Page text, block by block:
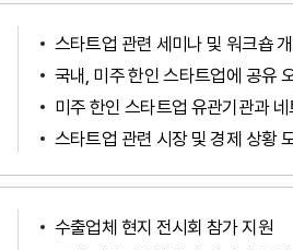
스타트업 관련 세미나 및 워크숍 개
국내, 미주 한인 스타트업에 공유
미주 한인 스타트업 유관기관과 네
스타트업 관련 시장 및 경제 상황
수출업체 현지 전시회 참가 지원